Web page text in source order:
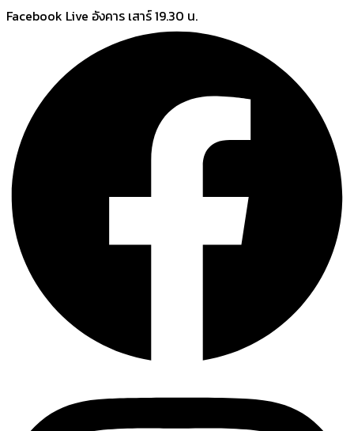
Skip
Facebook Live อังคาร เสาร์ 19.30 น.